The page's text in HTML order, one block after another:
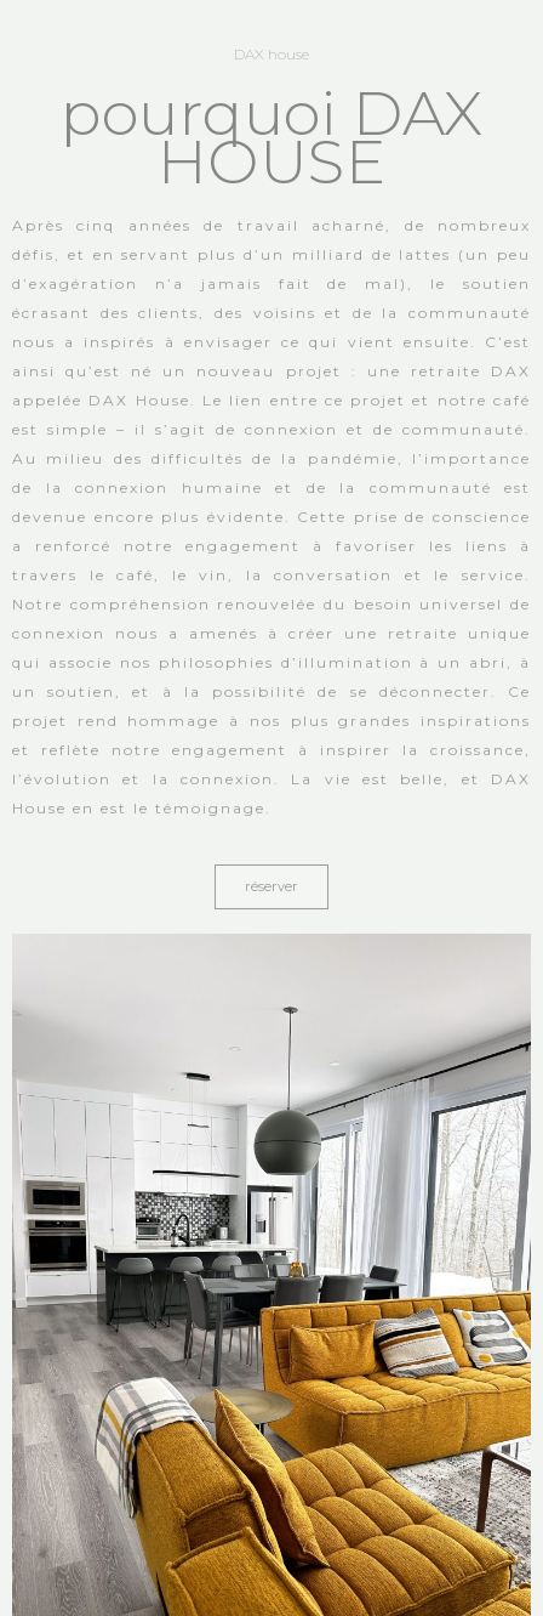
DAX house
pourquoi DAX
HOUSE
Après cinq années de travail acharné, de nombreux
défis, et en servant plus d’un milliard de lattes (un peu
d’exagération n’a jamais fait de mal), le soutien
écrasant des clients, des voisins et de la communauté
nous a inspirés à envisager ce qui vient ensuite. C’est
ainsi qu’est né un nouveau projet : une retraite DAX
appelée DAX House. Le lien entre ce projet et notre café
est simple – il s’agit de connexion et de communauté.
Au milieu des difficultés de la pandémie, l’importance
de la connexion humaine et de la communauté est
devenue encore plus évidente. Cette prise de conscience
a renforcé notre engagement à favoriser les liens à
travers le café, le vin, la conversation et le service.
Notre compréhension renouvelée du besoin universel de
connexion nous a amenés à créer une retraite unique
qui associe nos philosophies d’illumination à un abri, à
un soutien, et à la possibilité de se déconnecter. Ce
projet rend hommage à nos plus grandes inspirations
et reflète notre engagement à inspirer la croissance,
l’évolution et la connexion. La vie est belle, et DAX
House en est le témoignage.
réserver